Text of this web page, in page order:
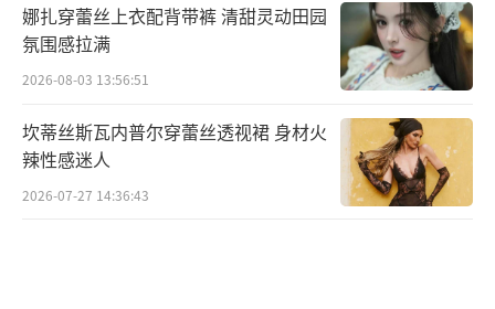
娜扎穿蕾丝上衣配背带裤 清甜灵动田园
氛围感拉满
2026-08-03 13:56:51
坎蒂丝斯瓦内普尔穿蕾丝透视裙 身材火
辣性感迷人
2026-07-27 14:36:43